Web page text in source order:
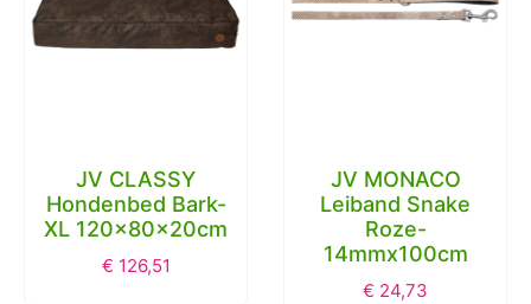
JV CLASSY
Hondenbed Bark-
XL 120x80x20cm
€ 126,51
JV MONACO
Leiband Snake
Roze-
14mmx100cm
€ 24,73